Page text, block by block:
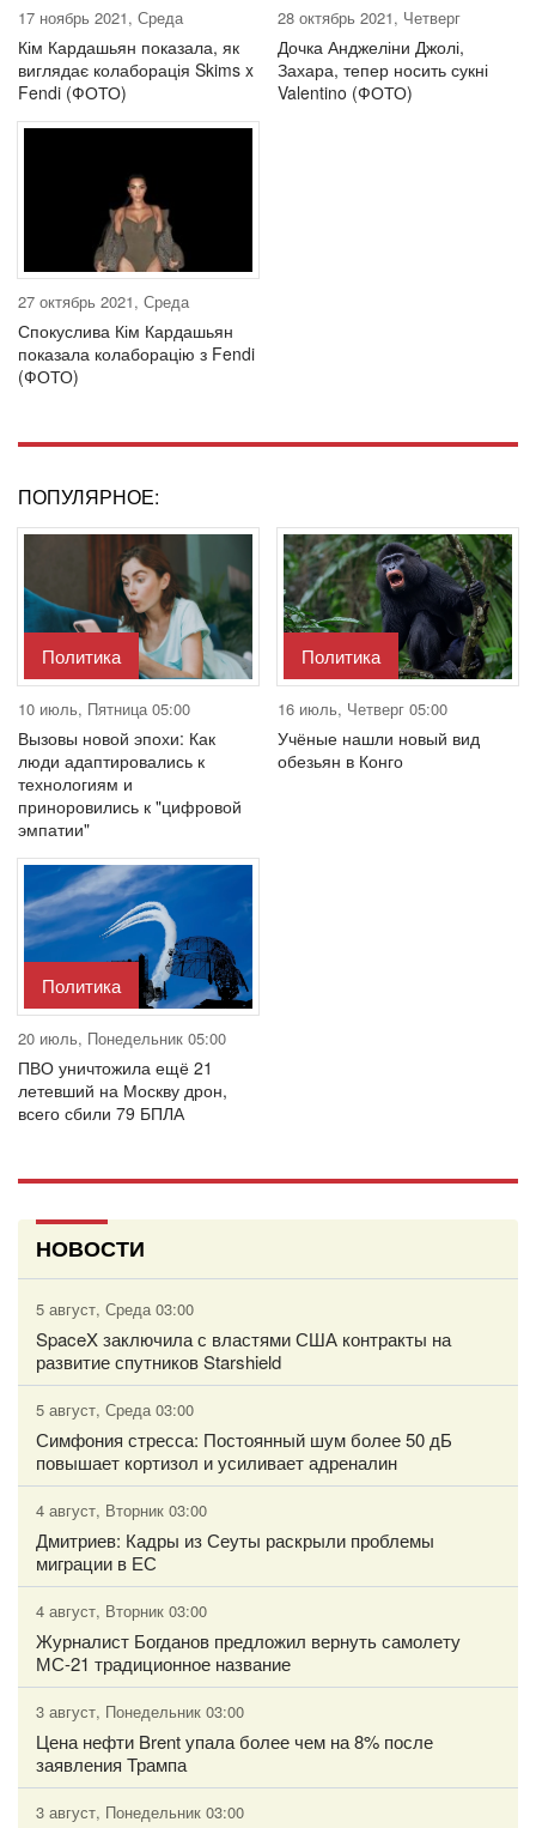
17 ноябрь 2021, Среда
Кім Кардашьян показала, як
виглядає колаборація Skims x
Fendi (ФОТО)
28 октябрь 2021, Четверг
Дочка Анджеліни Джолі,
Захара, тепер носить сукні
Valentino (ФОТО)
27 октябрь 2021, Среда
Спокуслива Кім Кардашьян
показала колаборацію з Fendi
(ФОТО)
ПОПУЛЯРНОЕ:
Политика
10 июль, Пятница 05:00
Вызовы новой эпохи: Как
люди адаптировались к
технологиям и
приноровились к "цифровой
эмпатии"
Политика
16 июль, Четверг 05:00
Учёные нашли новый вид
обезьян в Конго
Политика
20 июль, Понедельник 05:00
ПВО уничтожила ещё 21
летевший на Москву дрон,
всего сбили 79 БПЛА
НОВОСТИ
5 август, Среда 03:00
SpaceX заключила с властями США контракты на
развитие спутников Starshield
5 август, Среда 03:00
Симфония стресса: Постоянный шум более 50 дБ
повышает кортизол и усиливает адреналин
4 август, Вторник 03:00
Дмитриев: Кадры из Сеуты раскрыли проблемы
миграции в ЕС
4 август, Вторник 03:00
Журналист Богданов предложил вернуть самолету
МС-21 традиционное название
3 август, Понедельник 03:00
Цена нефти Brent упала более чем на 8% после
заявления Трампа
3 август, Понедельник 03:00